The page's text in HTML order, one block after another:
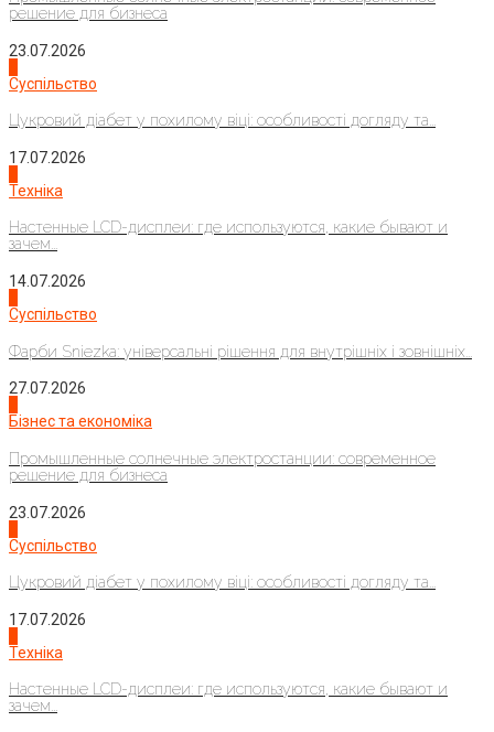
решение для бизнеса
23.07.2026
Суспільство
Цукровий діабет у похилому віці: особливості догляду та...
17.07.2026
Техніка
Настенные LCD-дисплеи: где используются, какие бывают и
зачем...
14.07.2026
Суспільство
Фарби Sniezka: універсальні рішення для внутрішніх і зовнішніх...
27.07.2026
Бізнес та економіка
Промышленные солнечные электростанции: современное
решение для бизнеса
23.07.2026
Суспільство
Цукровий діабет у похилому віці: особливості догляду та...
17.07.2026
Техніка
Настенные LCD-дисплеи: где используются, какие бывают и
зачем...